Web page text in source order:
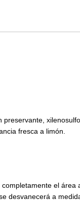
fresca a limón.
el área
desvanecerá a